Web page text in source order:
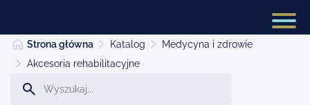
Strona główna Katalog
Medycyna i zdrowie
Akcesoria rehabilitacyjne